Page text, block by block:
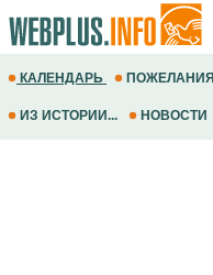
КАЛЕНДАРЬ ПОЖЕЛАНИЯ
ИЗ ИСТОРИИ... НОВОСТИ